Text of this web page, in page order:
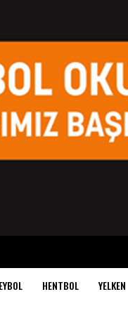
HENTBOL YELKEN